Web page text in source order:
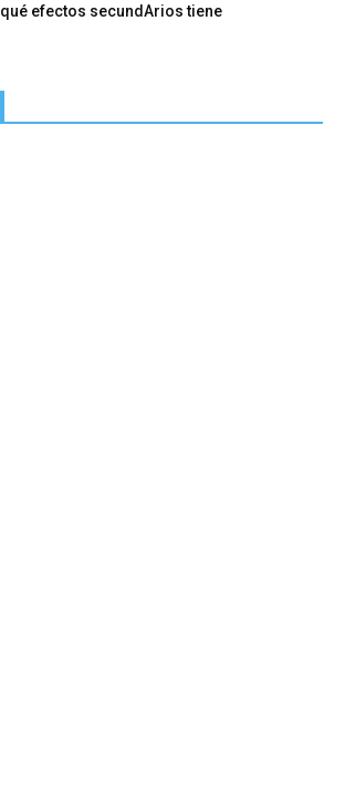
qué efectos secundArios tiene